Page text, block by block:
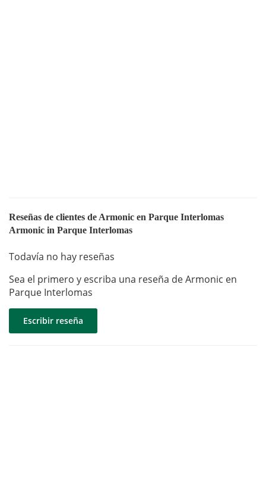
Reseñas de clientes de Armonic en Parque Interlomas
Armonic in Parque Interlomas
Todavía no hay reseñas
Sea el primero y escriba una reseña de Armonic en
Parque Interlomas
Escribir reseña